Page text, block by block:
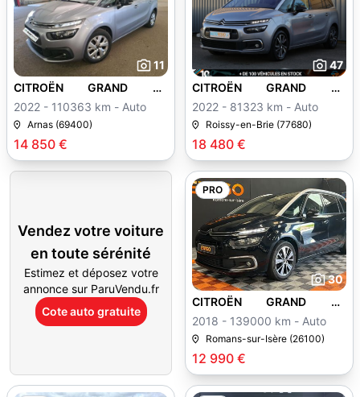
11
14 850 €
CITROËN GRAND C4
SPACETOURER
2022 - 110363 km - Auto
Arnas (69400)
47
18 480 €
CITROËN GRAND C4
SPACETOURER
2022 - 81323 km - Auto
Roissy-en-Brie (77680)
Vendez votre voiture
en toute sérénité
Estimez et déposez votre
annonce sur ParuVendu.fr
Cote auto gratuite
PRO
30
12 990 €
CITROËN GRAND C4
SPACETOURER
2018 - 139000 km - Auto
Romans-sur-Isère (26100)